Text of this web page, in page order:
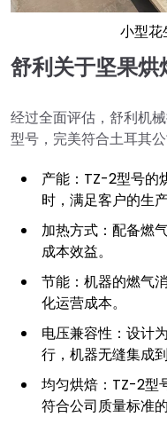
小型花
舒利关于坚果
经过全面评估，舒利机
型号，完美符合土耳其公
产能：TZ-2型号的
时，满足客户的生产
加热方式：配备燃
成本效益。
节能：机器的燃气
化运营成本。
电压兼容性：设计
行，机器无缝集成
均匀烘焙：TZ-2型
符合公司质量标准